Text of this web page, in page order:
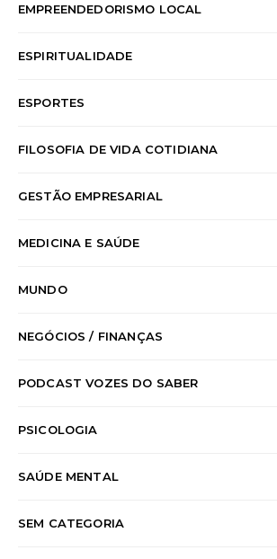
EMPREENDEDORISMO LOCAL
ESPIRITUALIDADE
ESPORTES
FILOSOFIA DE VIDA COTIDIANA
GESTÃO EMPRESARIAL
MEDICINA E SAÚDE
MUNDO
NEGÓCIOS / FINANÇAS
PODCAST VOZES DO SABER
PSICOLOGIA
SAÚDE MENTAL
SEM CATEGORIA